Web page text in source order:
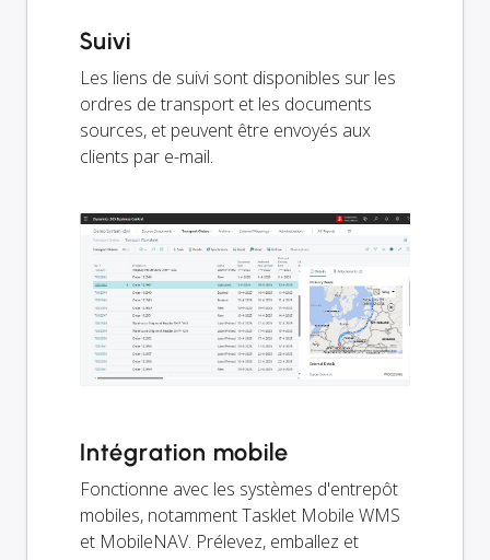
Suivi
Les liens de suivi sont disponibles sur les
ordres de transport et les documents
sources, et peuvent être envoyés aux
clients par e-mail.
Intégration mobile
Fonctionne avec les systèmes d'entrepôt
mobiles, notamment Tasklet Mobile WMS
et MobileNAV. Prélevez, emballez et